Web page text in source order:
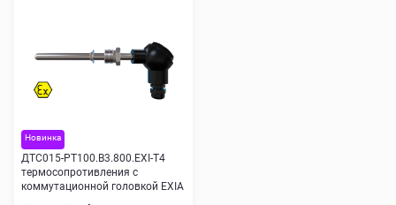
Новинка
ДТС015-РТ100.В3.800.ЕХI-Т4
термосопротивления с
коммутационной головкой EXIA